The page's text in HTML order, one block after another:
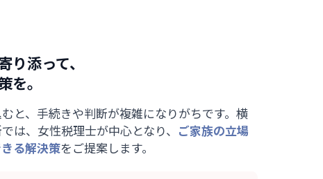
り添って、
を。
と、手続きや判断が複雑になりがちです。横
は、女性税理士が中心となり、 ご家族の立場
る解決策をご提案します。